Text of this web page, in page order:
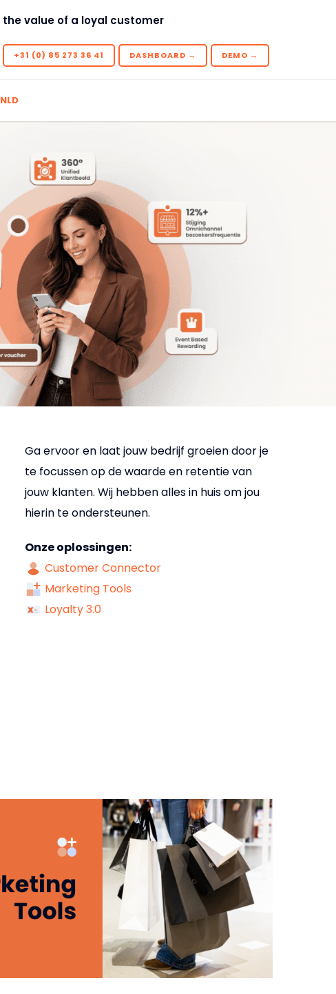
the value of a loyal customer
DEMO →
DASHBOARD →
+31 (0) 85 273 36 41
NLD
Ga ervoor en laat jouw bedrijf groeien door je
te focussen op de waarde en retentie van
jouw klanten. Wij hebben alles in huis om jou
hierin te ondersteunen.
Onze oplossingen:
Customer Connector
Marketing Tools
Loyalty 3.0